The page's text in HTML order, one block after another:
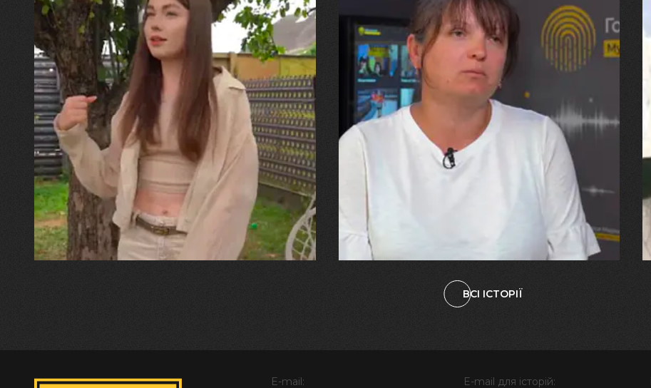
30.07.2026
Калина, Дарина та Віра Папроцькі
"Хвиля була, як від моря,
прозора і велика… Я ледве
встигла схопити племінницю"
29.07.2026
Марина, Ваїд та Аміна Харченко
"Попри всі втрати, ми не
зламалися: тепер я бачу
свого вбитого чоловіка у
наших дітях"
ВСІ ІСТОРІЇ
E-mail: E-mail для історій: